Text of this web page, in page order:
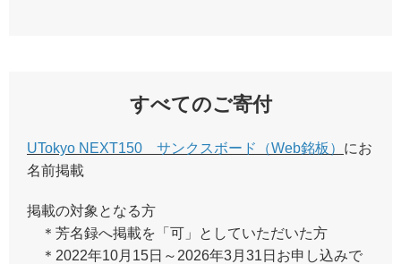
すべてのご寄付
UTokyo NEXT150 サンクスボード（Web銘板） にお
名前掲載
掲載の対象となる方
＊芳名録へ掲載を「可」としていただいた方
＊2022年10月15日～2026年3月31日お申し込みで